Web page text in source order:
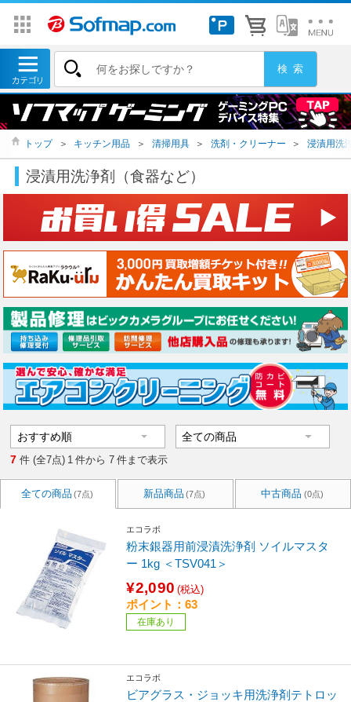
トップ ＞ キッチン用品 ＞ 清掃用具 ＞ 洗剤・クリーナー ＞ 浸漬用洗
浸漬用洗浄剤（食器など）
7 件 (全7点) 1 件から 7 件まで表示
全ての商品 (7点) 新品商品 (7点) 中古商品 (0点)
エコラボ
粉末銀器用前浸漬洗浄剤 ソイルマスタ
ー 1kg ＜TSV041＞
¥2,090 (税込)
ポイント：63
在庫あり
エコラボ
ビアグラス・ジョッキ用洗浄剤テトロッ